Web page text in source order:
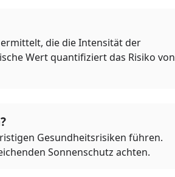
die die Intensität der
Wert quantifiziert das Risiko von
Gesundheitsrisiken führen.
Sonnenschutz achten.